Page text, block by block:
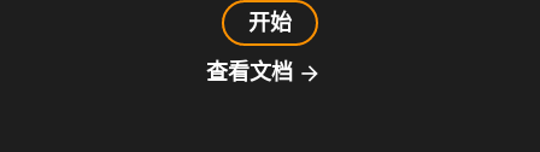
开始
查看文档 arrow_forward